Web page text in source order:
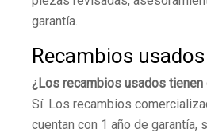
garantía.
Recambios
¿Los recambios usados tienen
Sí. Los recambios
cuentan con 1 año de garantía,